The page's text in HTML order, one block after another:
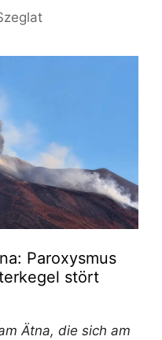
Paroxysmus
stört
Ätna, die sich am